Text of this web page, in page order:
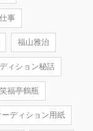
事
福山雅治
ィション秘話
笑福亭鶴瓶
ーディション用紙